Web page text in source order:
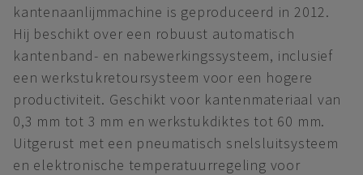
kantenaanlijmmachine is geproduceerd in 2012.
Hij beschikt over een robuust automatisch
kantenband- en nabewerkingssysteem, inclusief
een werkstukretoursysteem voor een hogere
productiviteit. Geschikt voor kantenmateriaal van
0,3 mm tot 3 mm en werkstukdiktes tot 60 mm.
Uitgerust met een pneumatisch snelsluitsysteem
en elektronische temperatuurregeling voor